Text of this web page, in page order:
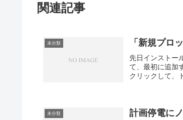
関連記事
未分類 「新規プロ
先日インストー
て、最初に追加
クリックして、
未分類 計画停電に